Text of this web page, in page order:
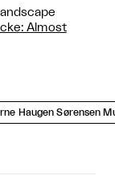
Almost
Haugen Sørensen